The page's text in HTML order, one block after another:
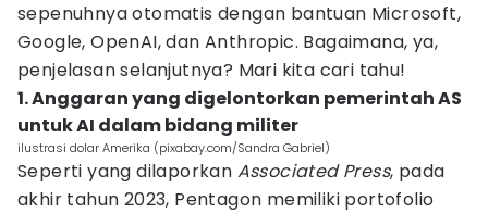
sepenuhnya otomatis dengan bantuan Microsoft,
Google, OpenAI, dan Anthropic. Bagaimana, ya,
penjelasan selanjutnya? Mari kita cari tahu!
1. Anggaran yang digelontorkan pemerintah AS
untuk AI dalam bidang militer
ilustrasi dolar Amerika (pixabay.com/Sandra Gabriel)
Seperti yang dilaporkan Associated Press, pada
akhir tahun 2023, Pentagon memiliki portofolio